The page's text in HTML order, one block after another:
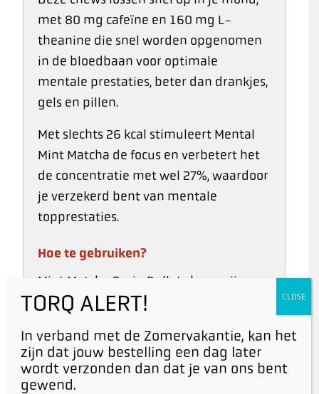
met 80 mg cafeïne en 160 mg L-
theanine die snel worden opgenomen
in de bloedbaan voor optimale
mentale prestaties, beter dan drankjes,
gels en pillen.
Met slechts 26 kcal stimuleert Mental
Mint Matcha de focus en verbetert het
de concentratie met wel 27%, waardoor
je verzekerd bent van mentale
topprestaties.
Hoe te gebruiken?
Mint Matcha Brain Bullet chews zijn
gemaakt om mentale prestaties en
heerlijke matcha chews werken snel, je
hoeft maar 30 seconden te kauwen om
de concentratieverhogende formule
TORQ ALERT!
In verband met de Zomervakantie, kan het
zijn dat jouw bestelling een dag later
wordt verzonden dan dat je van ons bent
gewend.
CLOSE